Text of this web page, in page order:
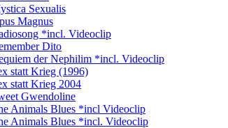
Sexualis
Magnus
*incl. Videoclip
Dito
der Nephilim *incl. Videoclip
statt Krieg (1996)
statt Krieg 2004
Gwendoline
Animals Blues *incl Videoclip
Animals Blues *incl. Videoclip